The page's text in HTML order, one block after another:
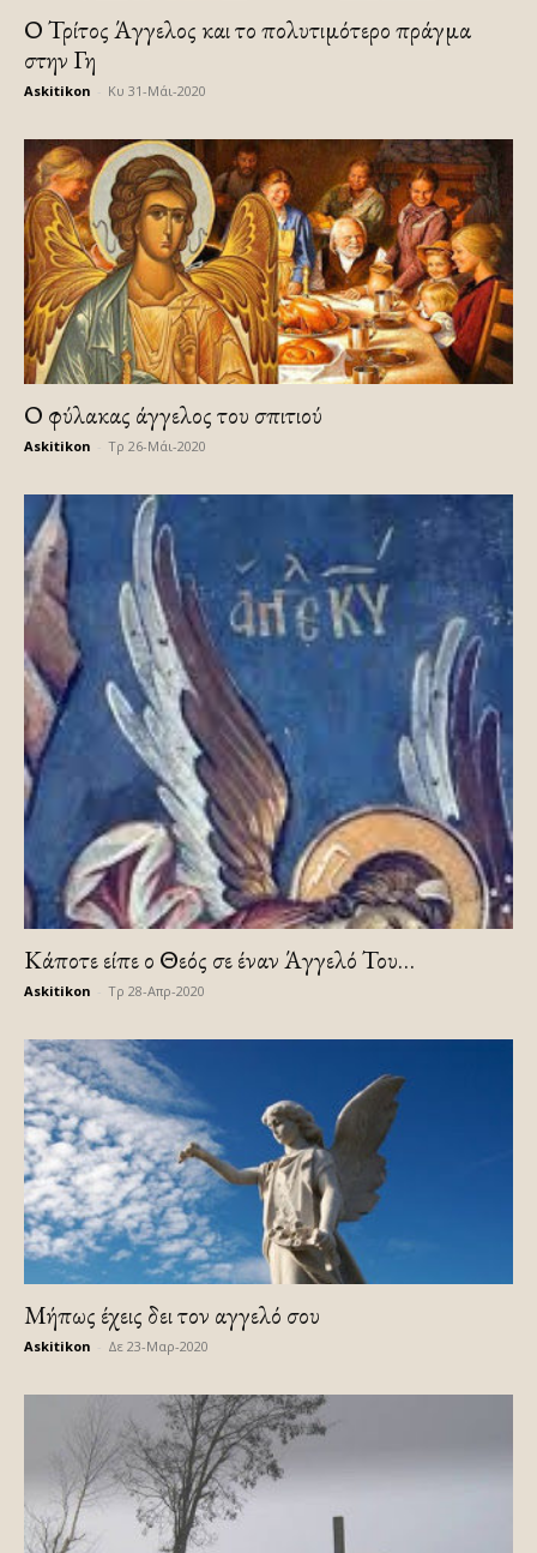
Ο Τρίτος Άγγελος και το πολυτιμότερο πράγμα
στην Γη
Askitikon Κυ 31-Μάι-2020
Ο φύλακας άγγελος του σπιτιού
Askitikon Τρ 26-Μάι-2020
Κάποτε είπε ο Θεός σε έναν Άγγελό Του…
Askitikon Τρ 28-Απρ-2020
Mήπως έχεις δει τον αγγελό σου
Askitikon Δε 23-Μαρ-2020